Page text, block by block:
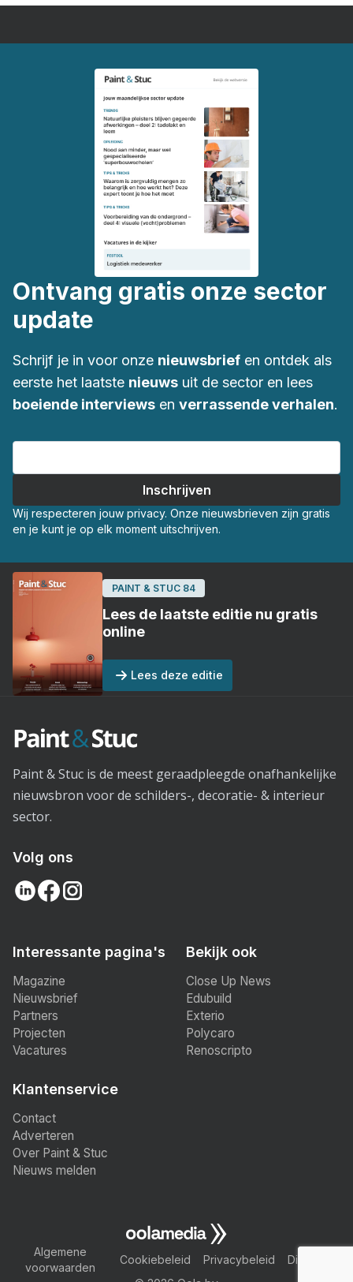
Ontvang gratis onze sector
update
Schrijf je in voor onze nieuwsbrief en ontdek als
eerste het laatste nieuws uit de sector en lees
boeiende interviews en verrassende verhalen.
Wij respecteren jouw privacy. Onze nieuwsbrieven zijn gratis
en je kunt je op elk moment uitschrijven.
PAINT & STUC 84
Lees de laatste editie nu gratis
online
Lees deze editie
Paint & Stuc is de meest geraadpleegde onafhankelijke
nieuwsbron voor de schilders-, decoratie- & interieur
sector.
Volg ons
Interessante pagina's
Magazine
Nieuwsbrief
Partners
Projecten
Vacatures
Bekijk ook
Close Up News
Edubuild
Exterio
Polycaro
Renoscripto
Klantenservice
Contact
Adverteren
Over Paint & Stuc
Nieuws melden
Algemene
voorwaarden
Cookiebeleid Privacybeleid
Disclaimer